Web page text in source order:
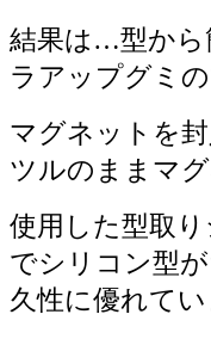
結果は…型から
ラアップグミ
マグネットを
ツルのままマ
使用した型取
でシリコン型
久性に優れて